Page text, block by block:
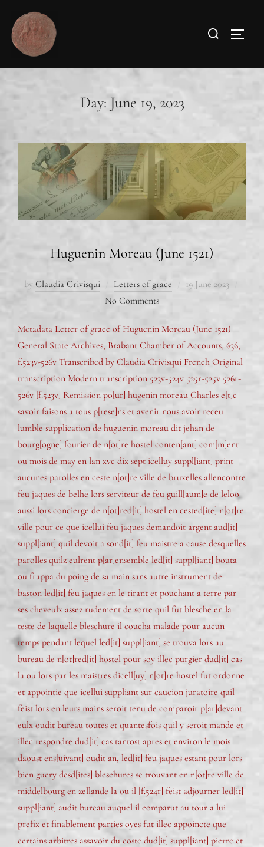
Day: June 19, 2023
Huguenin Moreau (June 1521)
by Claudia Crivisqui Letters of grace
19 June 2023
No Comments
Metadata Letter of grace of Huguenin Moreau (June 1521)
General State Archives, Brabant Chamber of Accounts, 636,
f.523v-526v Transcribed by Claudia Crivisqui French Original
transcription Modern transcription 523v-524v 525r-525v 526r-
526v [f.523v] Remission po[ur] hugenin moreau Charles e[t]c
savoir faisons a tous p[rese]ns et avenir nous avoir receu
lumble supplication de huguenin moreau dit jehan de
bourg[ogne] fourier de n[ot]re hostel conten[ant] com[m]ent
ou mois de may en lan xvc dix sept icelluy suppl[iant] print
aucunes parolles en ceste n[ot]re ville de bruxelles allencontre
feu jaques de belhe lors serviteur de feu guill[aum]e de leloo
aussi lors concierge de n[ot]red[it] hostel en cested[ite] n[ot]re
ville pour ce que icellui feu jaques demandoit argent aud[it]
suppl[iant] quil devoit a sond[it] feu maistre a cause desquelles
parolles quilz eulrent p[ar]ensemble led[it] suppl[iant] bouta
ou frappa du poing de sa main sans autre instrument de
baston led[it] feu jaques en le tirant et pouchant a terre par
ses cheveulx assez rudement de sorte quil fut blesche en la
teste de laquelle bleschure il coucha malade pour aucun
temps pendant lequel led[it] suppl[iant] se trouva lors au
bureau de n[ot]red[it] hostel pour soy illec purgier dud[it] cas
la ou lors par les maistres dicell[uy] n[ot]re hostel fut ordonne
et appointie que icellui suppliant sur caucion juratoire quil
feist lors en leurs mains seroit tenu de comparoir p[ar]devant
eulx oudit bureau toutes et quantesfois quil y seroit mande et
illec respondre dud[it] cas tantost apres et environ le mois
daoust ens[uivant] oudit an, led[it] feu jaques estant pour lors
bien guery desd[ites] bleschures se trouvant en n[ot]re ville de
middelbourg en zellande la ou il [f.524r] feist adjourner led[it]
suppl[iant] audit bureau auquel il comparut au tour a lui
prefix et finablement parties oyes fut illec appoincte que
certains arbitres assavoir du coste dud[it] suppl[iant] pierre et